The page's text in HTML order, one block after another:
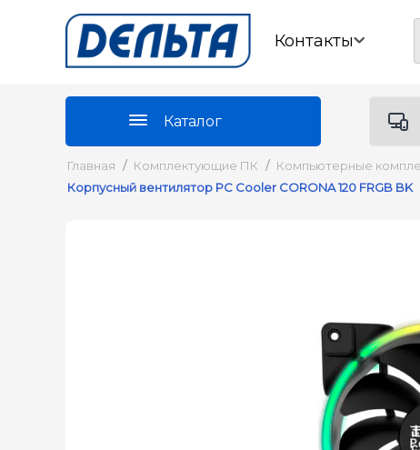
Контакты
Каталог
Главная / Комплектующие ПК / Компьютерные
Корпусный вентилятор PC Cooler CORONA 120 FRGB BK